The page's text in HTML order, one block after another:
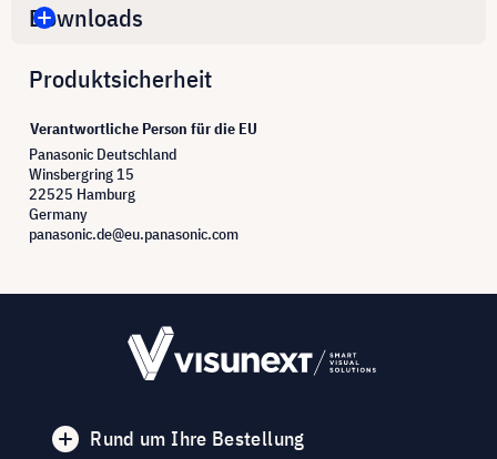
Downloads
Produktsicherheit
Verantwortliche Person für die EU
Panasonic Deutschland
Winsbergring 15
22525 Hamburg
Germany
panasonic.de@eu.panasonic.com
Rund um Ihre Bestellung